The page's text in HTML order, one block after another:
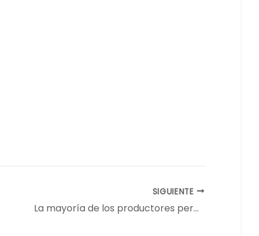
SIGUIENTE
La mayoría de los productores perderán plata pero el Estado igual se quedará con el 60 por ciento del ingreso